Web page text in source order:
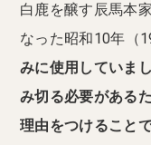
白鹿を醸す辰馬本
なった昭和10年（
みに使用していまし
み切る必要があるた
理由をつけること